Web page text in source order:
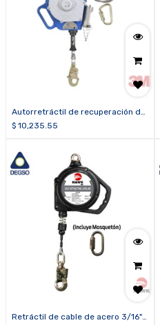
Autorretráctil de recuperación de
3 vías Sealed-Blok™ DBI-SALA®
de seguridad, 50 pies (15,2M)
$ 10,235.55
Retráctil de cable de acero 3/16"